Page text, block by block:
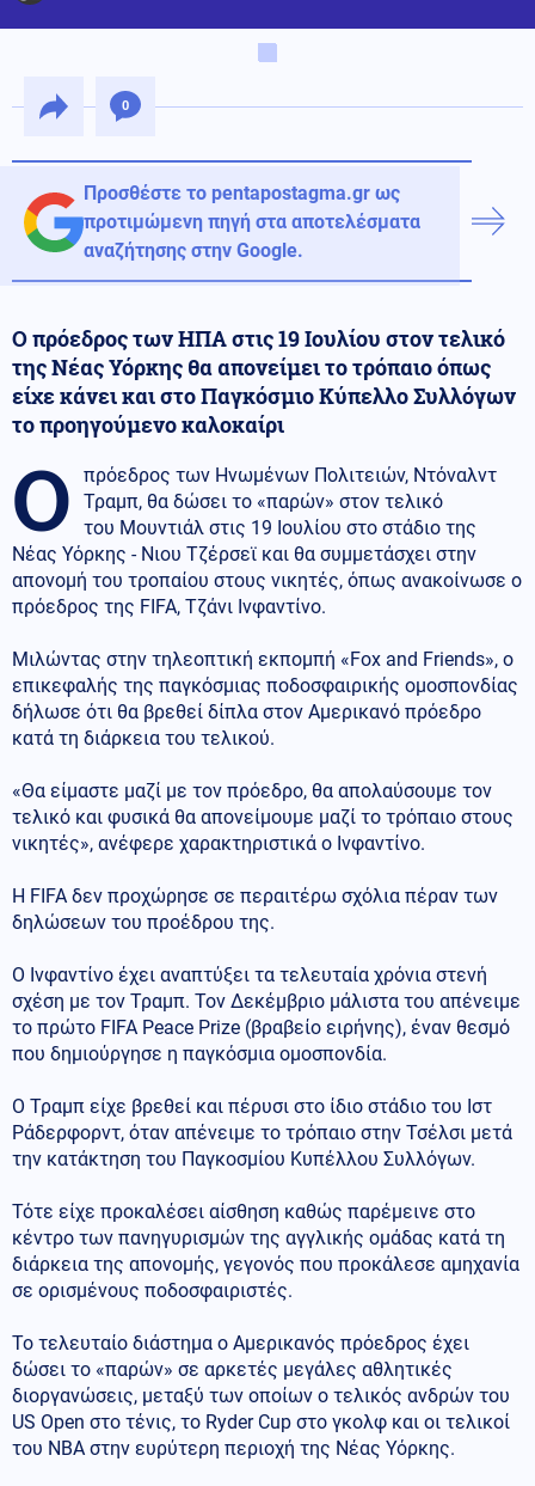
0
Προσθέστε το pentapostagma.gr ως
προτιμώμενη πηγή στα αποτελέσματα
αναζήτησης στην Google.
Ο πρόεδρος των ΗΠΑ στις 19 Ιουλίου στον τελικό
της Νέας Υόρκης θα απονείμει το τρόπαιο όπως
είχε κάνει και στο Παγκόσμιο Κύπελλο Συλλόγων
το προηγούμενο καλοκαίρι
Ο
πρόεδρος των Ηνωμένων Πολιτειών, Ντόναλντ
Τραμπ, θα δώσει το «παρών» στον τελικό
του Μουντιάλ στις 19 Ιουλίου στο στάδιο της
Νέας Υόρκης - Νιου Τζέρσεϊ και θα συμμετάσχει στην
απονομή του τροπαίου στους νικητές, όπως ανακοίνωσε ο
πρόεδρος της FIFA, Τζάνι Ινφαντίνο.
Μιλώντας στην τηλεοπτική εκπομπή «Fox and Friends», ο
επικεφαλής της παγκόσμιας ποδοσφαιρικής ομοσπονδίας
δήλωσε ότι θα βρεθεί δίπλα στον Αμερικανό πρόεδρο
κατά τη διάρκεια του τελικού.
«Θα είμαστε μαζί με τον πρόεδρο, θα απολαύσουμε τον
τελικό και φυσικά θα απονείμουμε μαζί το τρόπαιο στους
νικητές», ανέφερε χαρακτηριστικά ο Ινφαντίνο.
Η FIFA δεν προχώρησε σε περαιτέρω σχόλια πέραν των
δηλώσεων του προέδρου της.
Ο Ινφαντίνο έχει αναπτύξει τα τελευταία χρόνια στενή
σχέση με τον Τραμπ. Τον Δεκέμβριο μάλιστα του απένειμε
το πρώτο FIFA Peace Prize (βραβείο ειρήνης), έναν θεσμό
που δημιούργησε η παγκόσμια ομοσπονδία.
Ο Τραμπ είχε βρεθεί και πέρυσι στο ίδιο στάδιο του Ιστ
Ράδερφορντ, όταν απένειμε το τρόπαιο στην Τσέλσι μετά
την κατάκτηση του Παγκοσμίου Κυπέλλου Συλλόγων.
Τότε είχε προκαλέσει αίσθηση καθώς παρέμεινε στο
κέντρο των πανηγυρισμών της αγγλικής ομάδας κατά τη
διάρκεια της απονομής, γεγονός που προκάλεσε αμηχανία
σε ορισμένους ποδοσφαιριστές.
Το τελευταίο διάστημα ο Αμερικανός πρόεδρος έχει
δώσει το «παρών» σε αρκετές μεγάλες αθλητικές
διοργανώσεις, μεταξύ των οποίων ο τελικός ανδρών του
US Open στο τένις, το Ryder Cup στο γκολφ και οι τελικοί
του ΝΒΑ στην ευρύτερη περιοχή της Νέας Υόρκης.